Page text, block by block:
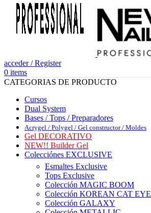
acceder / Register
0 items
CATEGORIAS DE PRODUCTO
Cursos
Dual System
Bases / Tops / Preparadores
Acrygel / Polygel / Gel constructor / Moldes
Gel DECORATIVO
NEW!! Builder Gel
Colecciónes EXCLUSIVE
Esmaltes Exclusive
Tops Exclusive
Colección MAGIC BOOM
Colección KOREAN CAT EYE
Colección GALAXY